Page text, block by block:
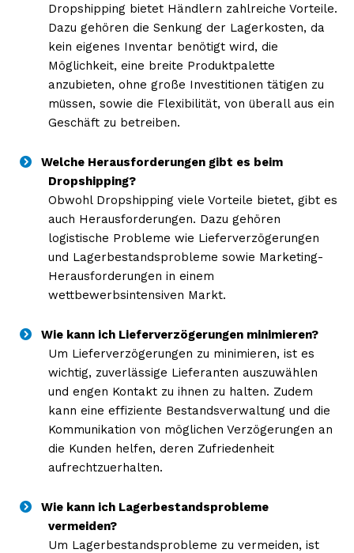
Dropshipping bietet Händlern zahlreiche Vorteile.
Dazu gehören die Senkung der Lagerkosten, da
kein eigenes Inventar benötigt wird, die
Möglichkeit, eine breite Produktpalette
anzubieten, ohne große Investitionen tätigen zu
müssen, sowie die Flexibilität, von überall aus ein
Geschäft zu betreiben.
Welche Herausforderungen gibt es beim
Dropshipping?
Obwohl Dropshipping viele Vorteile bietet, gibt es
auch Herausforderungen. Dazu gehören
logistische Probleme wie Lieferverzögerungen
und Lagerbestandsprobleme sowie Marketing-
Herausforderungen in einem
wettbewerbsintensiven Markt.
Wie kann ich Lieferverzögerungen minimieren?
Um Lieferverzögerungen zu minimieren, ist es
wichtig, zuverlässige Lieferanten auszuwählen
und engen Kontakt zu ihnen zu halten. Zudem
kann eine effiziente Bestandsverwaltung und die
Kommunikation von möglichen Verzögerungen an
die Kunden helfen, deren Zufriedenheit
aufrechtzuerhalten.
Wie kann ich Lagerbestandsprobleme
vermeiden?
Um Lagerbestandsprobleme zu vermeiden, ist